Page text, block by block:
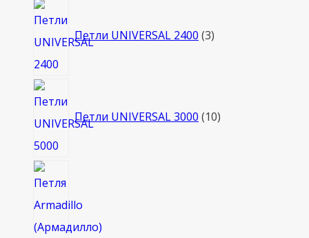
Петли UNIVERSAL 2400 3товара
Петли UNIVERSAL 3000 10товаров